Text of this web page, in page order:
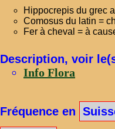
Hippocrepis du grec
Comosus du latin =
Fer à cheval = à
Description, voir
Info Flora
Fréquence en